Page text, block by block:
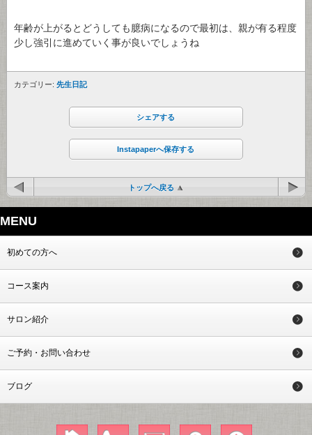
年齢が上がるとどうしても臆病になるので最初は、親が有る程度
少し強引に進めていく事が良いでしょうね
カテゴリー: 先生日記
シェアする
Instapaperへ保存する
トップへ戻る
MENU
初めての方へ
コース案内
サロン紹介
ご予約・お問い合わせ
ブログ